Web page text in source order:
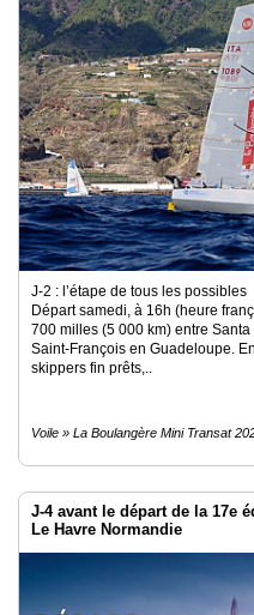
J-2 : l’étape de tous les
Départ samedi, à 16h (heure
700 milles (5 000 km) entre
Saint-François en Guadeloupe.
skippers fin prêts,..
Voile » La Boulangère Mini Transat
J-4 avant le départ de la 17e
Le Havre Normandie